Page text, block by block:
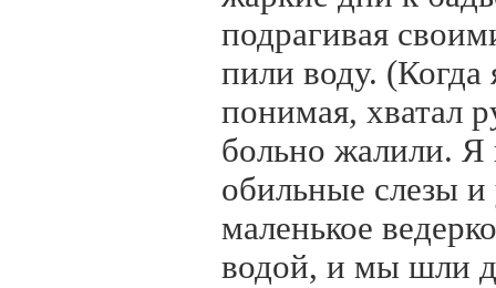
подрагивая
пили воду.
понимая, хватал
больно жалили. Я
обильные слезы и
маленькое
водой, и мы шли